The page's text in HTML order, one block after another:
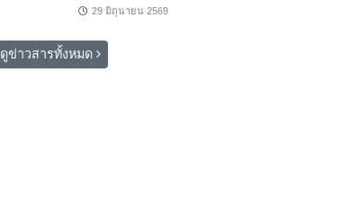
29 มิถุนายน 2569
ดูข่าวสารทั้งหมด